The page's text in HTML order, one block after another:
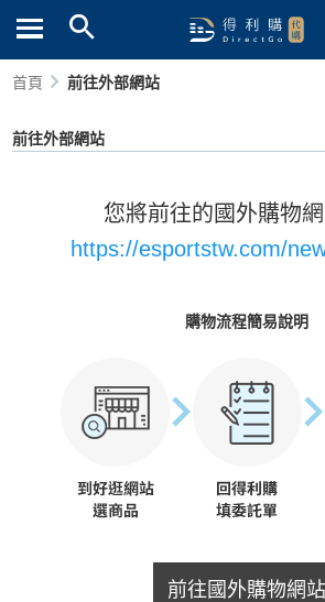
首頁 前往外部網站
前往外部網站
您將前往的國外購物網
https://esportstw.com/
購物流程簡易說明
前往國外購物網站